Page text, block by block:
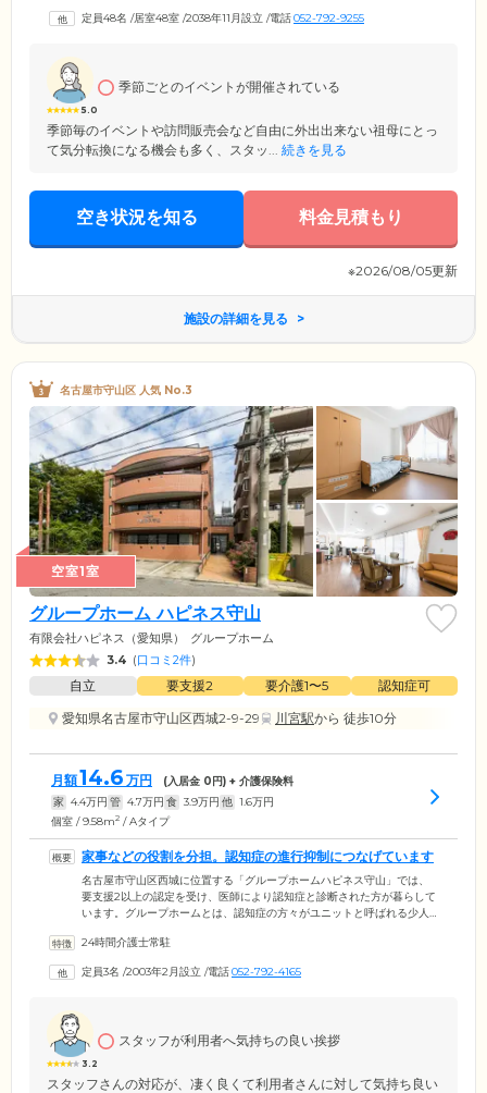
にもよりますので、まずはご相談ください。さらに、看取りにも対応し
定員48名 /居室48室 /2038年11月設立 /電話052-792-9255
5.0
季節ごとのイベントが開催されている
季節毎のイベントや訪問販売会など自由に外出出来ない祖母にとっ
て気分転換になる機会も多く、スタッ... 続きを見る
空き状況を知る 料金見積もり
※2026/08/05更新
施設の詳細を見る
名古屋市守山区 人気 No.3
空室1室
グループホーム ハピネス守山
有限会社ハピネス（愛知県）
グループホーム
3.4 (口コミ2件)
自立 要支援2 要介護1〜5
認知症可
愛知県名古屋市守山区西城2-9-29
川宮駅から 徒歩10分
月額14.6 万円 (入居金 0円) + 介護保険料
家 4.4万円 管 4.7万円 食 3.9万円 他 1.6万円
個室 / 9.58m2 / Aタイプ
家事などの役割を分担。認知症の進行抑制につなげています
名古屋市守山区西城に位置する「グループホームハピネス守山」では、
要支援2以上の認定を受け、医師により認知症と診断された方が暮らして
います。グループホームとは、認知症の方々がユニットと呼ばれる少人
濯、食事の準備・片付けといった家事を分担。役割を強制するのではな
とを行っていただきます。日常生活のなかで役割を果たすことで、責任
24時間介護士常駐
定員3名 /2003年2月設立 /電話052-792-4165
3.2
スタッフが利用者へ気持ちの良い挨拶
スタッフさんの対応が、凄く良くて利用者さんに対して気持ち良い